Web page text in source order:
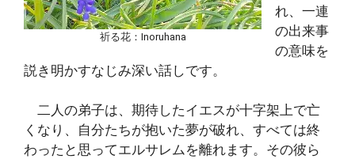
祈る花：Inoruhana
れ、一連
の出来事
の意味を
説き明かすなじみ深い話しです。
二人の弟子は、期待したイエスが十字架上で亡
くなり、自分たちが抱いた夢が破れ、すべては終
わったと思ってエルサレムを離れます。その彼ら